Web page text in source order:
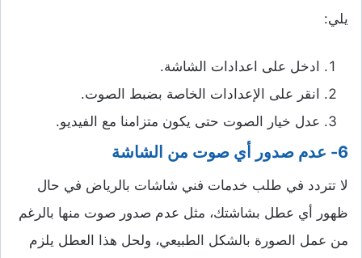
يلي:
ادخل على اعدادات الشاشة.
انقر على الإعدادات الخاصة بضبط الصوت.
عدل خيار الصوت حتى يكون متزامنا مع الفيديو.
6- عدم صدور أي صوت من الشاشة
لا تتردد في طلب خدمات فني شاشات بالرياض في حال
ظهور أي عطل بشاشتك، مثل عدم صدور صوت منها بالرغم
من عمل الصورة بالشكل الطبيعي، ولحل هذا العطل يلزم